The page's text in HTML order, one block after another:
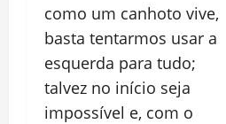
como um canhoto vive,
basta tentarmos usar a
esquerda para tudo;
talvez no início seja
impossível e, com o